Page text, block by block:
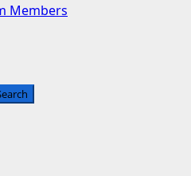
Members